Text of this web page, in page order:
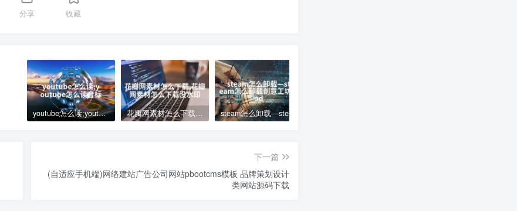
分享 收藏
youtube怎么读;youtube怎么读音标 花瓣网素材怎么下载,花瓣网素材怎么下载没水印 steam怎么卸载—steam怎么卸载创意工坊mod
下一篇
(自适应手机端)网络建站广告公司网站pbootcms模板 品牌策划设计
类网站源码下载